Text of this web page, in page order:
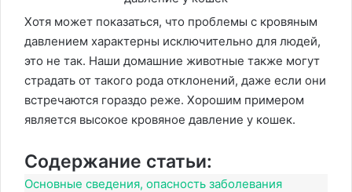
Хотя может показаться, что проблемы с кровяным
давлением характерны исключительно для людей,
это не так. Наши домашние животные также могут
страдать от такого рода отклонений, даже если они
встречаются гораздо реже. Хорошим примером
является высокое кровяное давление у кошек.
Содержание статьи:
Основные сведения, опасность заболевания